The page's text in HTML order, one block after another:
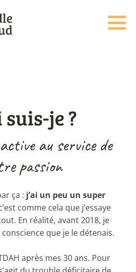
suis-je ?
au service de
passion
ça : j’ai un peu un super
comme cela que j’essaye
En réalité, avant 2018, je
conscience que je le détenais.
après mes 30 ans. Pour